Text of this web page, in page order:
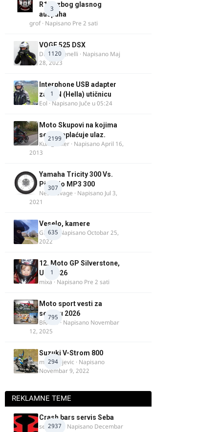
3
R125 zbog glasnog
auspuha
grof· Napisano Pre 2 sati
1120
VOGE 525 DSX
DraganBenelli · Napisano Maj
28, 2023
1
Interphone USB adapter
za DIN (Hella) utičnicu
Eol · Napisano Juče u 05:24
2199
Moto Skupovi na kojima
se ne naplaćuje ulaz.
Kum_Mixer · NapisanoApril 16,
2013
307
Yamaha Tricity 300 Vs.
Piaggio MP3 300
Nesasavage · Napisano Jul 3,
2021
635
Veselo, kamere
GR 46· NapisanoOctobar 25,
2022
1
12. Moto GP Silverstone,
UK, 2026
mixa · Napisano Pre 2 sati
795
Moto sport vesti za
sezonu 2026
BRACO · Napisano Novembar
12, 2025
294
Suzuki V-Strom 800
m.milivojevic · Napisano
Novembar 9, 2022
REKLAMNE TEME
2937
Crash bars servis Seba
seba011 · Napisano Decembar